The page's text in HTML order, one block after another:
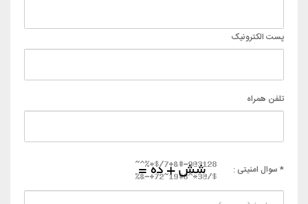
پست الکترونیک
تلفن همراه
* سوال امنیتی :